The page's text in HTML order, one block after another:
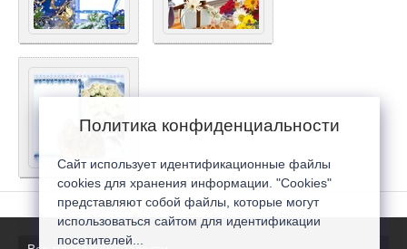
Политика конфиденциальности
Сайт использует идентификационные файлы
cookies для хранения информации. "Cookies"
представляют собой файлы, которые могут
использоваться сайтом для идентификации
посетителей...